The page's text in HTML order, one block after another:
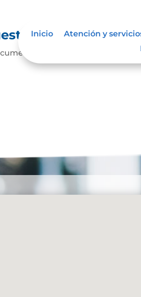
Inicio Atención y
documental